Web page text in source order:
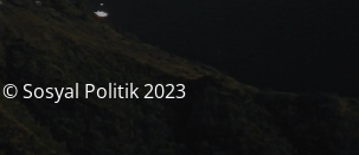
© Sosyal Politik 2023